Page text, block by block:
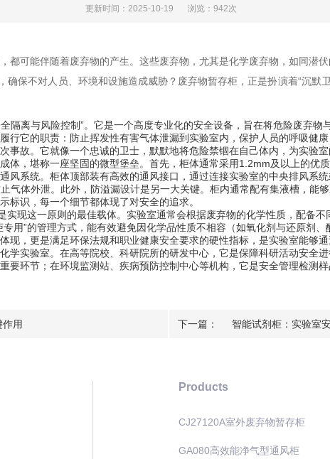
更新时间：2025-10-19 浏览：942次
都可能伴随着废弃物的产生。这些废弃物，尤其是化学废弃物，如同潜
确保不对人员、环境和设施造成威胁？废弃物暂存柜，正是扮演着“沉
离与风险控制”。它是一个高度专业化的安全设备，旨在将危险废弃物
行它的职责：防止挥发性有害气体泄漏到实验室内，保护人员的呼吸健
故。它就像一个忠诚的卫士，默默地将危险禁锢在自己体内，为实验室
，堪称一座坚固的微型堡垒。首先，柜体通常采用1.2mm及以上的优
风系统。柜体顶部装有高效的通风接口，通过连接实验室的中央排风系
气体外泄。此外，防溢漏设计是另一大关键。柜内通常配有集液槽，能
标识，每一个细节都体现了对安全的追求。
现这一原则的最佳载体。实验室通常会根据废弃物的化学性质，配备
用”的管理方式，能有效避免因化学品性质不相容（如氧化剂与还原剂
，更是满足环保法规和职业健康安全要求的硬性指标，是实验室能够通
实验室。在高等院校、科研院所的研发中心，它是保障科研活动安全
环节；在环境监测站、疾病预防控制中心等机构，它是安全管理检测样
用 下一篇： 智能试剂柜：实验室
Products
CJ27120A室外废弃物暂存柜
GA080高效能净气型通风柜